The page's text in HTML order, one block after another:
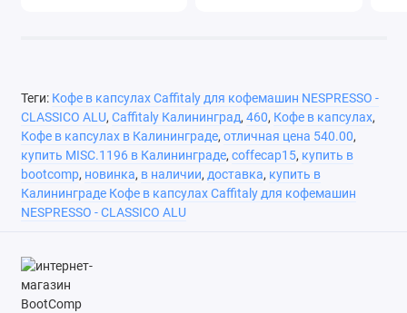
Теги: Кофе в капсулах Caffitaly для кофемашин NESPRESSO -
CLASSICO ALU, Caffitaly Калининград, 460, Кофе в капсулах,
Кофе в капсулах в Калининграде, отличная цена 540.00,
купить MISC.1196 в Калининграде, coffecap15, купить в
bootcomp, новинка, в наличии, доставка, купить в
Калининграде Кофе в капсулах Caffitaly для кофемашин
NESPRESSO - CLASSICO ALU